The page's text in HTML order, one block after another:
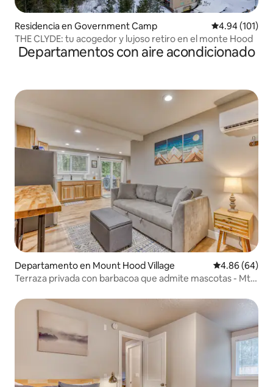
Residencia en Government Camp Calificación
4.94 (101)
THE CLYDE: tu acogedor y lujoso retiro en el monte Hood
Departamentos con aire acondicionado
Departamento en Mount Hood Village Calificación
4.86 (64)
Terraza privada con barbacoa que admite mascotas - Mt